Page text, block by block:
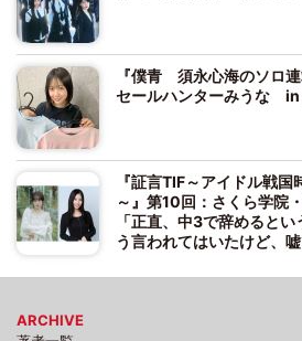
『僕青 須永心海のソロ
セールハンターみうな in
『証言TIF～アイドル戦
～』第10回：さくら学院
「正直、中3で辞めると
う言われてはいたけど、嘘
ARCHIVE